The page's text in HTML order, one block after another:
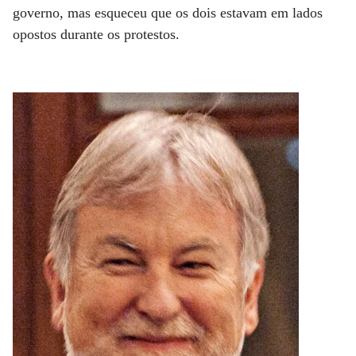
governo, mas esqueceu que os dois estavam em lados
opostos durante os protestos.